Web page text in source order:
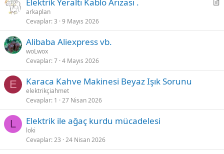
a
arkaplan
Cevaplar 3 9 Mayıs 2026
Alibaba Aliexpress vb.
woLwox
Cevaplar 7 4 Mayıs 2026
E Karaca Kahve Makinesi Beyaz Işık Sorunu
elektrikçiahmet
Cevaplar 1 27 Nisan 2026
L Elektrik ile ağaç kurdu mücadelesi
loki
Cevaplar 23 24 Nisan 2026